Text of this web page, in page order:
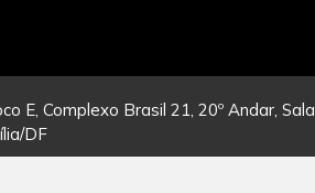
E, Complexo Brasil 21, 20º Andar,
DF